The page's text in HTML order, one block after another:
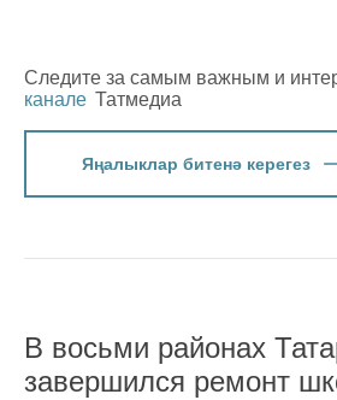
Следите за самым важным и
канале Татмедиа
Яңалыклар битенә керегез
В восьми районах
завершился ремонт